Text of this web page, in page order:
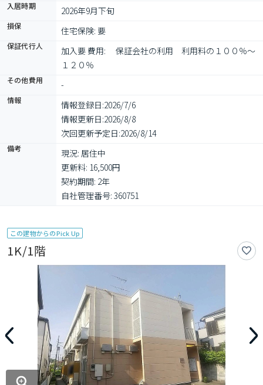
入居時期 2026年9月下旬
損保 住宅保険: 要
保証代行人
加入要 費用: 　保証会社の利用　利用料の１００％～
１２０％
その他費用 -
情報 情報登録日:2026/7/6
情報更新日:2026/8/8
次回更新予定日:2026/8/14
備考
現況: 居住中
更新料: 16,500円
契約期間: 2年
自社管理番号: 360751
この建物からのPick Up
1K/1階